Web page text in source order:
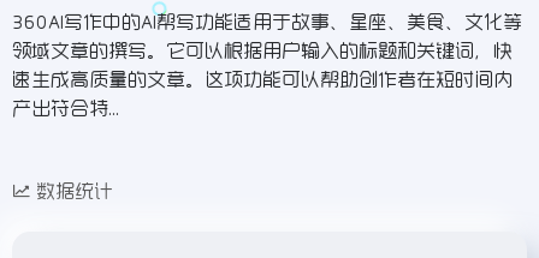
360AI写作中的AI帮写功能适用于故事、星座、美食、文化等
领域文章的撰写。它可以根据用户输入的标题和关键词，快
速生成高质量的文章。这项功能可以帮助创作者在短时间内
产出符合特...
数据统计